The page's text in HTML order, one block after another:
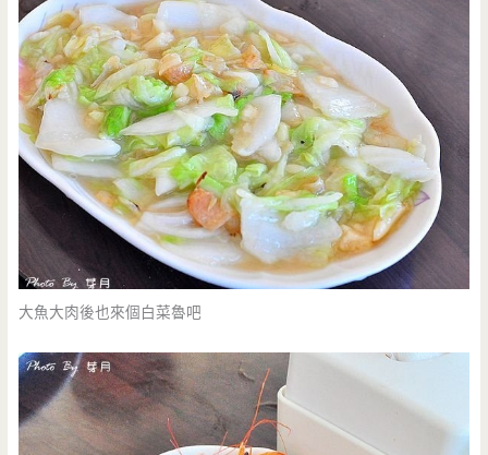
大魚大肉後也來個白菜魯吧